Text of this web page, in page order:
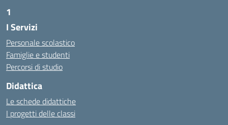
1
https://alwacomputer.id/contact/
https://blog.heptanalytics.com/flask-plotly-dashboard/
https://cambui.flyworld.com.br/
http://cl.rmuti.net/
https://cbt.mtstisungaiguntung.sch.id/
https://cesarpsicanalista.com/
https://aprici.am/
I Servizi
Personale scolastico
Famiglie e studenti
Percorsi di studio
Didattica
Le schede didattiche
I progetti delle classi